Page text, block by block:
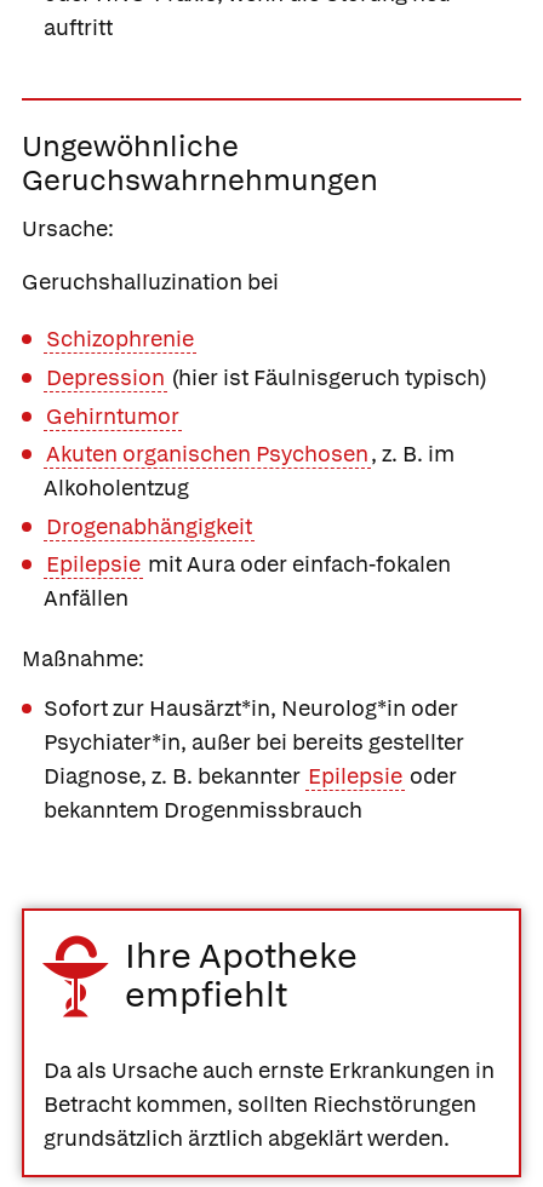
auftritt
Ungewöhnliche
Geruchswahrnehmungen
Ursache:
Geruchshalluzination bei
Schizophrenie
Depression (hier ist Fäulnisgeruch typisch)
Gehirntumor
Akuten organischen Psychosen, z. B. im
Alkoholentzug
Drogenabhängigkeit
Epilepsie mit Aura oder einfach-fokalen
Anfällen
Maßnahme:
Sofort zur Hausärzt*in, Neurolog*in oder
Psychiater*in, außer bei bereits gestellter
Diagnose, z. B. bekannter Epilepsie oder
bekanntem Drogenmissbrauch
Ihre Apotheke
empfiehlt
Da als Ursache auch ernste Erkrankungen in
Betracht kommen, sollten Riechstörungen
grundsätzlich ärztlich abgeklärt werden.